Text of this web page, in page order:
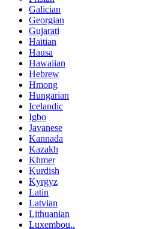
Galician
Georgian
Gujarati
Haitian
Hausa
Hawaiian
Hebrew
Hmong
Hungarian
Icelandic
Igbo
Javanese
Kannada
Kazakh
Khmer
Kurdish
Kyrgyz
Latin
Latvian
Lithuanian
Luxembou..